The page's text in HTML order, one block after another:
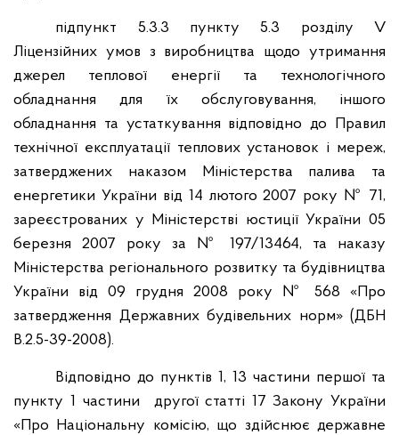
підпункт 5.3.3 пункту 5.3 розділу V
Ліцензійних умов з виробництва щодо утримання
джерел теплової енергії та технологічного
обладнання для їх обслуговування, іншого
обладнання та устаткування відповідно до Правил
технічної експлуатації теплових установок і мереж,
затверджених наказом Міністерства палива та
енергетики України від 14 лютого 2007 року № 71,
зареєстрованих у Міністерстві юстиції України 05
березня 2007 року за № 197/13464, та наказу
Міністерства регіонального розвитку та будівництва
України від 09 грудня 2008 року № 568 «Про
затвердження Державних будівельних норм» (ДБН
В.2.5-39-2008).
Відповідно до пунктів 1, 13 частини першої та
пункту 1 частини другої статті 17 Закону України
«Про Національну комісію, що здійснює державне